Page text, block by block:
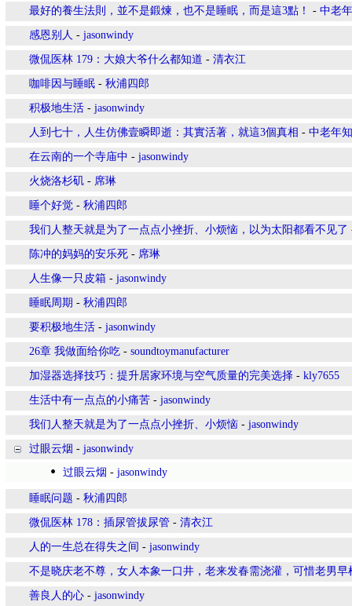
最好的養生法則，並不是鍛煉，也不是睡眠，而是這3點！ - 中老
感恩别人 - jasonwindy
微侃医林 179：大娘大爷什么都知道 - 清衣江
咖啡因与睡眠 - 秋浦四郎
积极地生活 - jasonwindy
人到七十，人生仿佛壹瞬即逝：其實活著，就這3個真相 - 中老年
在云南的一个寺庙中 - jasonwindy
火烧洛杉矶 - 席琳
睡个好觉 - 秋浦四郎
我们人整天就是为了一点点小挫折、小烦恼，以为太阳都看不见了
陈冲的妈妈的安乐死 - 席琳
人生像一只皮箱 - jasonwindy
睡眠周期 - 秋浦四郎
要积极地生活 - jasonwindy
26章 我做面给你吃 - soundtoymanufacturer
加湿器选择技巧：提升居家环境与空气质量的完美选择 - kly7655
生活中有一点点的小痛苦 - jasonwindy
我们人整天就是为了一点点小挫折、小烦恼 - jasonwindy
过眼云烟 - jasonwindy
过眼云烟 - jasonwindy
睡眠问题 - 秋浦四郎
微侃医林 178：插尿管拔尿管 - 清衣江
人的一生总在得失之间 - jasonwindy
不是晓庆老不尊，女人本象一口井，老来发春需浇灌，可惜老男早
善良人的心 - jasonwindy